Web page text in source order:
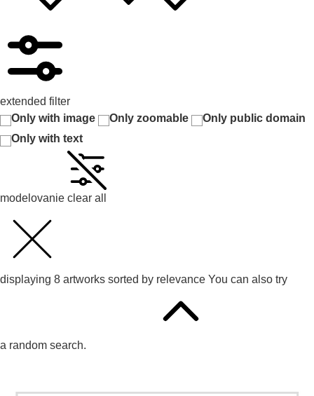
extended filter
Only with image
Only zoomable
Only public domain
Only with text
modelovanie clear all
displaying 8 artworks sorted by relevance You can also try
a random search.